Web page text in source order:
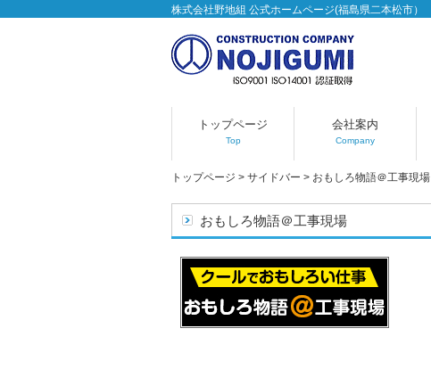
株式会社野地組 公式ホームページ(福島県二本松市）
トップページ
Top
会社案内
Company
トップページ > サイドバー > おもしろ物語＠工事現場
おもしろ物語＠工事現場